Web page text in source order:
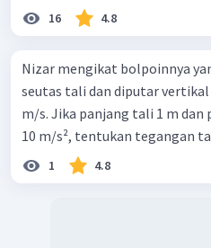
16 4.8
Nizar mengikat bolpoinnya
seutas tali dan diputar
m/s. Jika panjang tali 1 m
10 m/s², tentukan tegangan
1 4.8